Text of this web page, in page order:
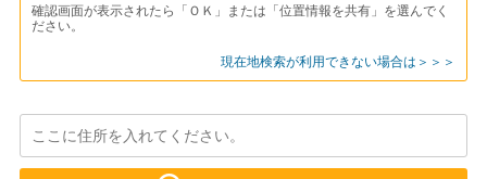
確認画面が表示されたら「ＯＫ」または「位置情報を共有」を選んでく
ださい。
現在地検索が利用できない場合は＞＞＞